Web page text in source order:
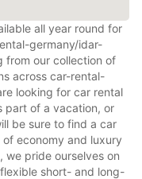
all year round for
germany/idar-
from our collection of
across car-rental-
looking for car rental
part of a vacation, or
be sure to find a car
economy and luxury
we pride ourselves on
short- and long-